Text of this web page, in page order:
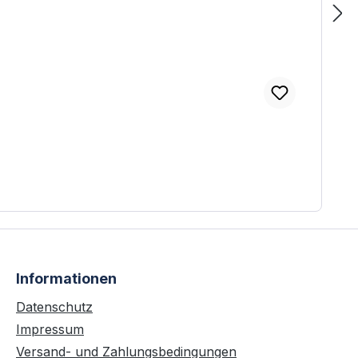
Informationen
Datenschutz
Impressum
Versand- und Zahlungsbedingungen